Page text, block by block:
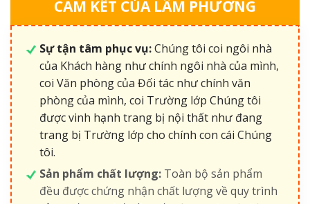
CAM KẾT CỦA LÂM PHƯƠNG
Sự tận tâm phục vụ:Chúng tôi coi ngôi nhà
của Khách hàng như chính ngôi nhà của mình,
coi Văn phòng của Đối tác như chính văn
phòng của mình, coi Trường lớp Chúng tôi
được vinh hạnh trang bị nội thất như đang
trang bị Trường lớp cho chính con cái Chúng
tôi.
Sản phẩm chất lượng: Toàn bộ sản phẩm
đều được chứng nhận chất lượng về quy trình